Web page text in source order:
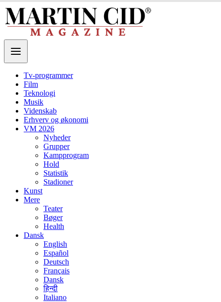
Tv-programmer
Film
Teknologi
Musik
Videnskab
Erhverv og økonomi
VM 2026
Nyheder
Grupper
Kampprogram
Hold
Statistik
Stadioner
Kunst
Mere
Teater
Bøger
Health
Dansk
English
Español
Deutsch
Français
Dansk
हिन्दी
Italiano